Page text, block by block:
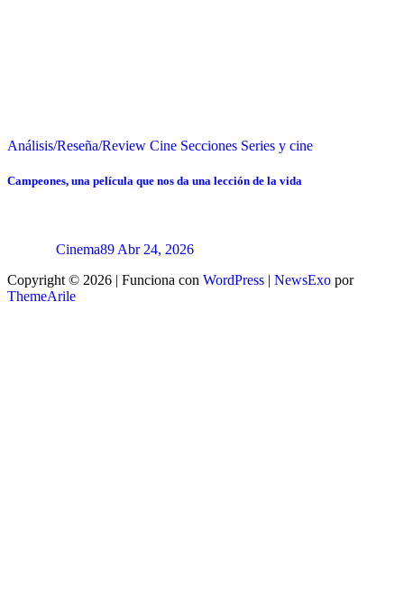
Análisis/Reseña/Review Cine Secciones Series y cine
Campeones, una película que nos da una lección de la vida
Cinema89 Abr 24, 2026
Copyright © 2026 | Funciona con WordPress | NewsExo por
ThemeArile